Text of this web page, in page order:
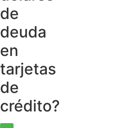
de
deuda
en
tarjetas
de
crédito?